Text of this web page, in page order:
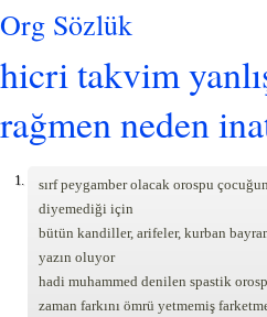
Org Sözlük
hicri takvim
rağmen neden
1.
sırf peygamber olacak orospu
diyemediği için
bütün kandiller, arifeler, kurban
yazın oluyor
hadi muhammed denilen spastik
zaman farkını ömrü yetmemiş